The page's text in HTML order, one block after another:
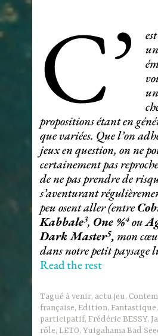
C’
propositions étant en
que variées. Que l’on
jeux en question, on ne
certainement pas
de ne pas prendre de
s’aventurant
peu osent aller (entre
Kabbale3, One %4ou
Dark Master5, mon
dans notre petit paysage
Read the rest
Tagué à venir, actu jeu,
française,Edition,Fantastique
participatif,Frédéric BESSY,
rôle,LETO,Yuigahama Bad